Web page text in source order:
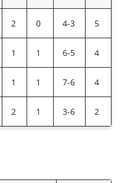
2 0 4-3 5
1 1 6-5 4
1 1 7-6 4
2 1 3-6 2